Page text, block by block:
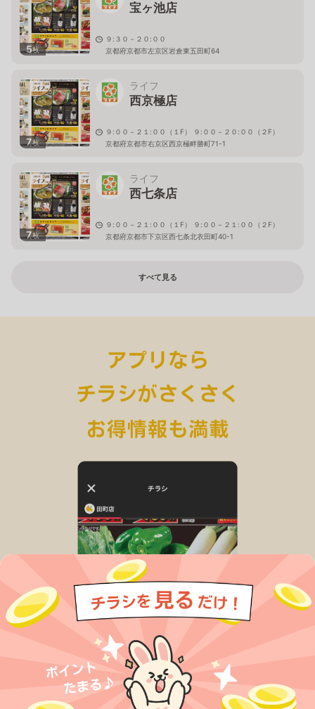
5枚
宝ヶ池店
９:３０－２０:００
京都府京都市左京区岩倉東五田町64
7枚
ライフ
西京極店
９:００－２１:００（１F） ９:００－２０:００（２F）
京都府京都市右京区西京極畔勝町71-1
7枚
ライフ
西七条店
９:００－２１:００（１F） ９:００－２１:００（２F）
京都府京都市下京区西七条北衣田町40-1
すべて見る